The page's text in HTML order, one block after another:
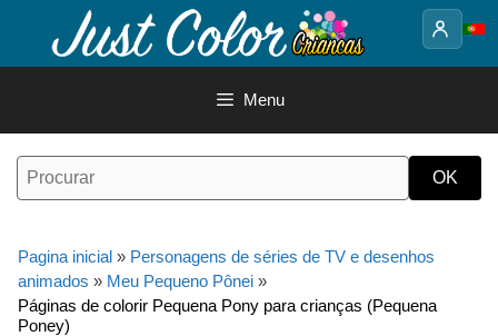
o
Menu
Pagina inicial » Personagens de séries de TV e desenhos
animados » Meu Pequeno Pônei »
Páginas de colorir Pequena Pony para crianças (Pequena
Poney)